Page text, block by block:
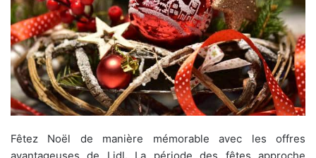
Fêtez Noël de manière mémorable avec les offres
avantageuses de Lidl. La période des fêtes approche